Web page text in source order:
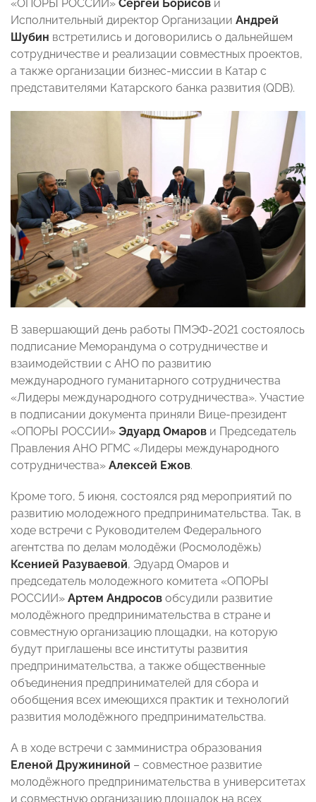
«ОПОРЫ РОССИИ» Сергей Борисов и
Исполнительный директор Организации Андрей
Шубин встретились и договорились о дальнейшем
сотрудничестве и реализации совместных проектов,
а также организации бизнес-миссии в Катар с
представителями Катарского банка развития (QDB).
В завершающий день работы ПМЭФ-2021 состоялось
подписание Меморандума о сотрудничестве и
взаимодействии с АНО по развитию
международного гуманитарного сотрудничества
«Лидеры международного сотрудничества». Участие
в подписании документа приняли Вице-президент
«ОПОРЫ РОССИИ» Эдуард Омаров и Председатель
Правления АНО РГМС «Лидеры международного
сотрудничества» Алексей Ежов.
Кроме того, 5 июня, состоялся ряд мероприятий по
развитию молодежного предпринимательства. Так, в
ходе встречи с Руководителем Федерального
агентства по делам молодёжи (Росмолодёжь)
Ксенией Разуваевой, Эдуард Омаров и
председатель молодежного комитета «ОПОРЫ
РОССИИ» Артем Андросов обсудили развитие
молодёжного предпринимательства в стране и
совместную организацию площадки, на которую
будут приглашены все институты развития
предпринимательства, а также общественные
объединения предпринимателей для сбора и
обобщения всех имеющихся практик и технологий
развития молодёжного предпринимательства.
А в ходе встречи с замминистра образования
Еленой Дружининой – совместное развитие
молодёжного предпринимательства в университетах
и совместную организацию площадок на всех